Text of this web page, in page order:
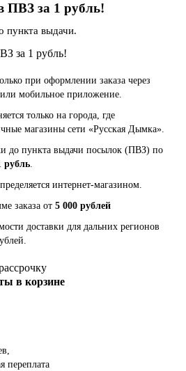
ПВЗ за 1 рубль!
пункта выдачи.
при оформлении заказа через
мобильное приложение.
только на города, где
магазины сети «Русская Дымка».
до пункта выдачи посылок (ПВЗ) по
рубль.
интернет-магазином.
заказа от 5 000 рублей
доставки для дальних регионов
в корзине
переплата